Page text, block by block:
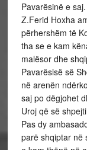
Pavarësinë e saj.
Z.Ferid Hoxha
përhershëm të
tha se e kam
malësor dhe
Pavarësisë së
në arenën
saj po dëgjohet
Uroj që së
Pas dy
parë shqiptar në